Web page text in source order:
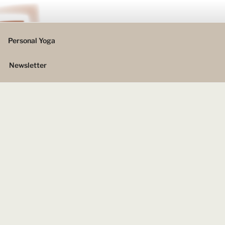
Personal Yoga
Newsletter